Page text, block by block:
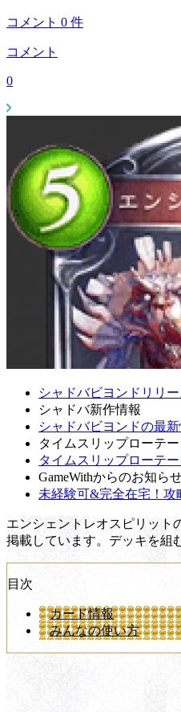
コメント 0 件
コメント
0
シャドバビヨンドリリ
シャドバ新作情報
シャドバビヨンドの最
タイムスリップローテー
タイムスリップローテ
GameWithからのお知ら
未経験可&完全在宅！攻
エンシェントレオスピリット
掲載しています。デッキを組
目次
カード情報
みんなの使い方